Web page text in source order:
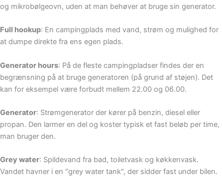
og mikrobølgeovn, uden at man behøver at bruge sin generator.
Full hookup: En campingplads med vand, strøm og mulighed for
at dumpe direkte fra ens egen plads.
Generator hours: På de fleste campingpladser findes der en
begrænsning på at bruge generatoren (på grund af støjen). Det
kan for eksempel være forbudt mellem 22.00 og 06.00.
Generator: Strømgenerator der kører på benzin, diesel eller
propan. Den larmer en del og koster typisk et fast beløb per time,
man bruger den.
Grey water: Spildevand fra bad, toiletvask og køkkenvask.
Vandet havner i en "grey water tank", der sidder fast under bilen.